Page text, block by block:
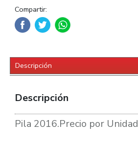
Compartir:
Descripción
Descripción
Pila 2016.Precio por Unidad